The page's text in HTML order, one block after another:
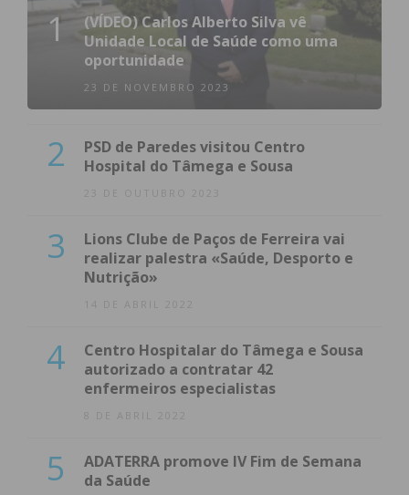
1
(VÍDEO) Carlos Alberto Silva vê
Unidade Local de Saúde como uma
oportunidade
23 DE NOVEMBRO 2023
2
PSD de Paredes visitou Centro
Hospital do Tâmega e Sousa
23 DE OUTUBRO 2023
3
Lions Clube de Paços de Ferreira vai
realizar palestra «Saúde, Desporto e
Nutrição»
14 DE ABRIL 2022
4
Centro Hospitalar do Tâmega e Sousa
autorizado a contratar 42
enfermeiros especialistas
8 DE ABRIL 2022
5
ADATERRA promove IV Fim de Semana
da Saúde